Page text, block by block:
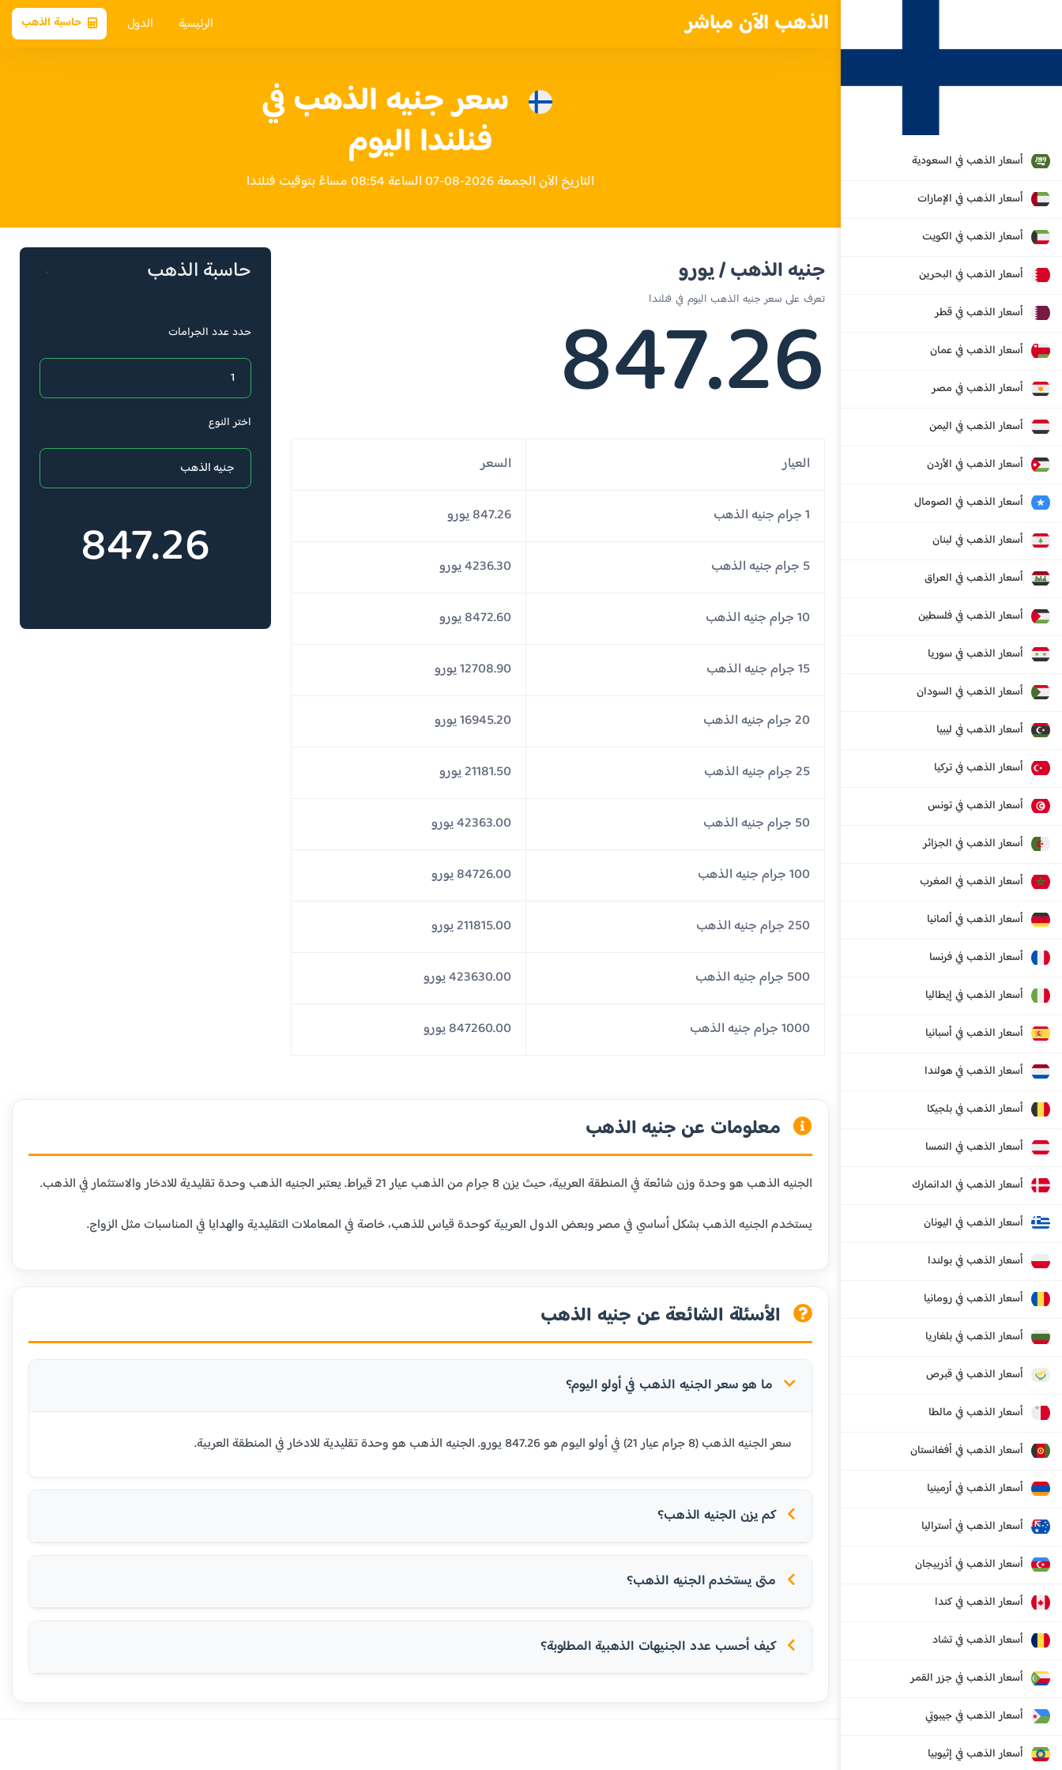
الذهب الآن مباشر الرئيسية الدول حاسبة الذهب
أسعار الذهب في السعودية
أسعار الذهب في الإمارات
أسعار الذهب في الكويت
أسعار الذهب في البحرين
أسعار الذهب في قطر
أسعار الذهب في عمان
أسعار الذهب في مصر
أسعار الذهب في اليمن
أسعار الذهب في الأردن
أسعار الذهب في الصومال
أسعار الذهب في لبنان
أسعار الذهب في العراق
أسعار الذهب في فلسطين
أسعار الذهب في سوريا
أسعار الذهب في السودان
أسعار الذهب في ليبيا
أسعار الذهب في تركيا
أسعار الذهب في تونس
أسعار الذهب في الجزائر
أسعار الذهب في المغرب
أسعار الذهب في ألمانيا
أسعار الذهب في فرنسا
أسعار الذهب في إيطاليا
أسعار الذهب في أسبانيا
أسعار الذهب في هولندا
أسعار الذهب في بلجيكا
أسعار الذهب في النمسا
أسعار الذهب في الدانمارك
أسعار الذهب في اليونان
أسعار الذهب في بولندا
أسعار الذهب في رومانيا
أسعار الذهب في بلغاريا
أسعار الذهب في قبرص
أسعار الذهب في مالطا
أسعار الذهب في أفغانستان
أسعار الذهب في أرمينيا
أسعار الذهب في أستراليا
أسعار الذهب في أذربيجان
أسعار الذهب في كندا
أسعار الذهب في تشاد
أسعار الذهب في جزر القمر
أسعار الذهب في جيبوتي
أسعار الذهب في إثيوبيا
سعر جنيه الذهب في
فنلندا اليوم
التاريخ الآن الجمعة 2026-08-07 الساعة 08:54 مساءً بتوقيت فنلندا
جنيه الذهب / يورو
تعرف على سعر جنيه الذهب اليوم في فنلندا
847.26
العيار السعر
1 جرام جنيه الذهب 847.26 يورو
5 جرام جنيه الذهب 4236.30 يورو
10 جرام جنيه الذهب 8472.60 يورو
15 جرام جنيه الذهب 12708.90 يورو
20 جرام جنيه الذهب 16945.20 يورو
25 جرام جنيه الذهب 21181.50 يورو
50 جرام جنيه الذهب 42363.00 يورو
100 جرام جنيه الذهب 84726.00 يورو
250 جرام جنيه الذهب 211815.00 يورو
500 جرام جنيه الذهب 423630.00 يورو
1000 جرام جنيه الذهب 847260.00 يورو
حاسبة الذهب
حدد عدد الجرامات
اختر النوع
847.26
معلومات عن جنيه الذهب
الجنيه الذهب هو وحدة وزن شائعة في المنطقة العربية، حيث يزن 8 جرام من الذهب عيار 21 قيراط. يعتبر الجنيه الذهب وحدة تقليدية للادخار والاستثمار في الذهب.
يستخدم الجنيه الذهب بشكل أساسي في مصر وبعض الدول العربية كوحدة قياس للذهب، خاصة في المعاملات التقليدية والهدايا في المناسبات مثل الزواج.
الأسئلة الشائعة عن جنيه الذهب
ما هو سعر الجنيه الذهب في أولو اليوم؟
سعر الجنيه الذهب (8 جرام عيار 21) في أولو اليوم هو 847.26 يورو. الجنيه الذهب هو وحدة تقليدية للادخار في المنطقة العربية.
كم يزن الجنيه الذهب؟
متى يستخدم الجنيه الذهب؟
كيف أحسب عدد الجنيهات الذهبية المطلوبة؟